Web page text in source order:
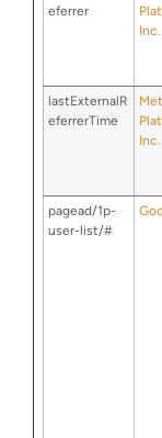
eferrer
Inc.
lastExternalR
eferrerTime
Inc.
pagead/1p-
user-list/#